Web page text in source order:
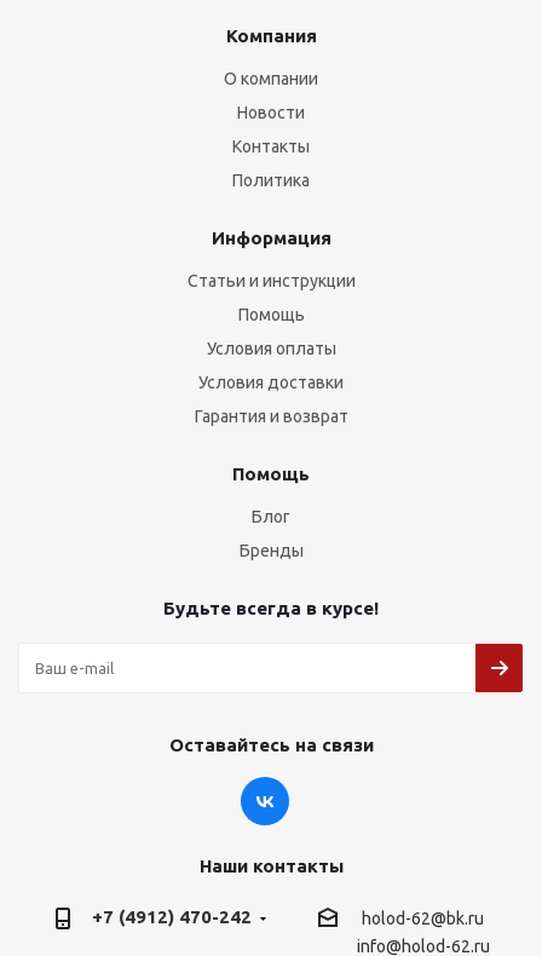
Компания
О компании
Новости
Контакты
Политика
Информация
Статьи и инструкции
Помощь
Условия оплаты
Условия доставки
Гарантия и возврат
Помощь
Блог
Бренды
Будьте всегда в курсе!
Оставайтесь на связи
Наши контакты
+7 (4912) 470-242
holod-62@bk.ru
info@holod-62.ru